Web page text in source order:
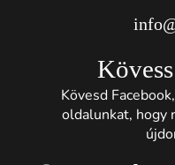
Kövesd
oldalunkat, hogy